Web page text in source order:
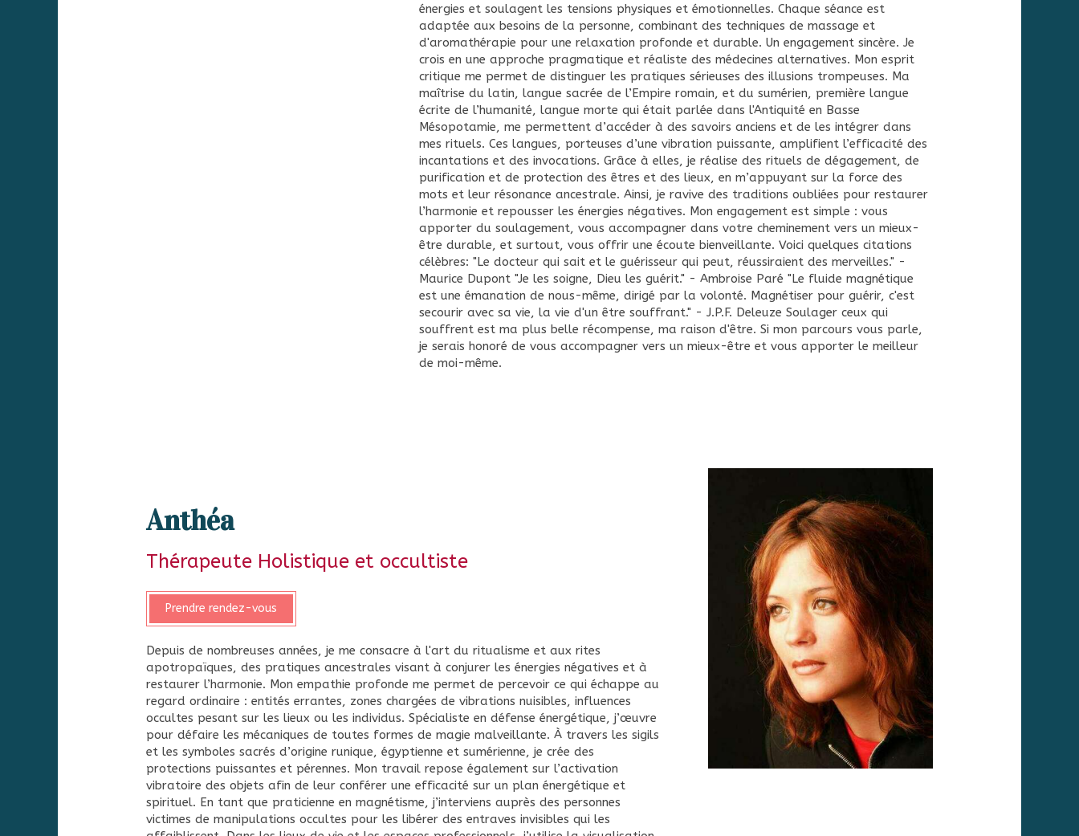
énergies et soulagent les tensions physiques et émotionnelles. Chaque séance est
adaptée aux besoins de la personne, combinant des techniques de massage et
d'aromathérapie pour une relaxation profonde et durable. Un engagement sincère. Je
crois en une approche pragmatique et réaliste des médecines alternatives. Mon esprit
critique me permet de distinguer les pratiques sérieuses des illusions trompeuses. Ma
maîtrise du latin, langue sacrée de l’Empire romain, et du sumérien, première langue
écrite de l’humanité, langue morte qui était parlée dans l'Antiquité en Basse
Mésopotamie, me permettent d’accéder à des savoirs anciens et de les intégrer dans
mes rituels. Ces langues, porteuses d’une vibration puissante, amplifient l’efficacité des
incantations et des invocations. Grâce à elles, je réalise des rituels de dégagement, de
purification et de protection des êtres et des lieux, en m’appuyant sur la force des
mots et leur résonance ancestrale. Ainsi, je ravive des traditions oubliées pour restaurer
l’harmonie et repousser les énergies négatives. Mon engagement est simple : vous
apporter du soulagement, vous accompagner dans votre cheminement vers un mieux-
être durable, et surtout, vous offrir une écoute bienveillante. Voici quelques citations
célèbres: "Le docteur qui sait et le guérisseur qui peut, réussiraient des merveilles." -
Maurice Dupont "Je les soigne, Dieu les guérit." - Ambroise Paré "Le fluide magnétique
est une émanation de nous-même, dirigé par la volonté. Magnétiser pour guérir, c'est
secourir avec sa vie, la vie d'un être souffrant." - J.P.F. Deleuze Soulager ceux qui
souffrent est ma plus belle récompense, ma raison d'être. Si mon parcours vous parle,
je serais honoré de vous accompagner vers un mieux-être et vous apporter le meilleur
de moi-même.
Anthéa
Thérapeute Holistique et occultiste
Prendre rendez-vous
Depuis de nombreuses années, je me consacre à l'art du ritualisme et aux rites
apotropaïques, des pratiques ancestrales visant à conjurer les énergies négatives et à
restaurer l’harmonie. Mon empathie profonde me permet de percevoir ce qui échappe au
regard ordinaire : entités errantes, zones chargées de vibrations nuisibles, influences
occultes pesant sur les lieux ou les individus. Spécialiste en défense énergétique, j’œuvre
pour défaire les mécaniques de toutes formes de magie malveillante. À travers les sigils
et les symboles sacrés d’origine runique, égyptienne et sumérienne, je crée des
protections puissantes et pérennes. Mon travail repose également sur l’activation
vibratoire des objets afin de leur conférer une efficacité sur un plan énergétique et
spirituel. En tant que praticienne en magnétisme, j’interviens auprès des personnes
victimes de manipulations occultes pour les libérer des entraves invisibles qui les